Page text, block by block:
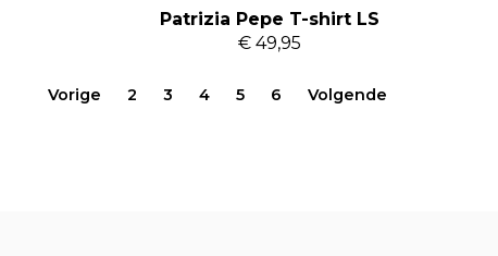
Patrizia Pepe T-shirt LS
€ 49,95
Vorige 2 3 4 5 6 Volgende